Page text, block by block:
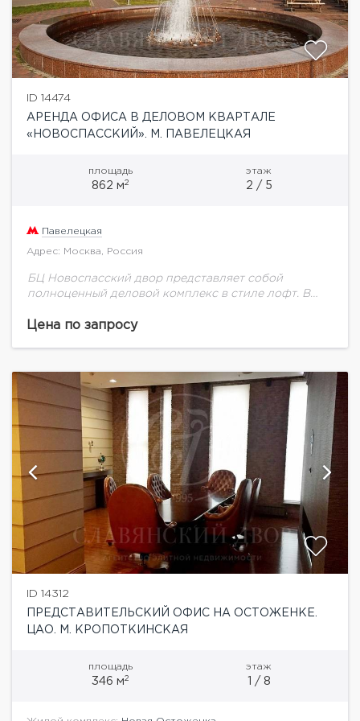
ID 14474
АРЕНДА ОФИСА В ДЕЛОВОМ КВАРТАЛЕ
«НОВОСПАССКИЙ». М. ПАВЕЛЕЦКАЯ
площадь
862 м2
этаж
2 / 5
Павелецкая
Адрес: Москва, Россия
БЦ Новоспасский двор представляет собой
полноценный деловой комплекс в стиле лофт. В
двор» предлагается помещение площадью 862 кв.м.
Цена по запросу
ID 14312
ПРЕДСТАВИТЕЛЬСКИЙ ОФИС НА ОСТОЖЕНКЕ.
ЦАО. М. КРОПОТКИНСКАЯ
площадь
346 м2
этаж
1 / 8